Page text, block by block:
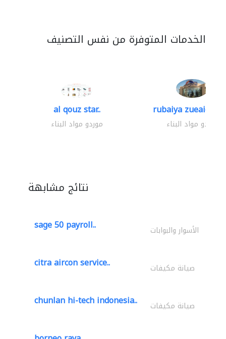
الخدمات المتوفرة من نفس التصنيف
al qouz star..
موردو مواد البناء
rubaiya zueaid
موردو مواد البناء
نتائج مشابهة
sage 50 payroll.. الأسوار والبوابات
citra aircon service.. صيانة مكيفات
chunlan hi-tech indonesia.. صيانة مكيفات